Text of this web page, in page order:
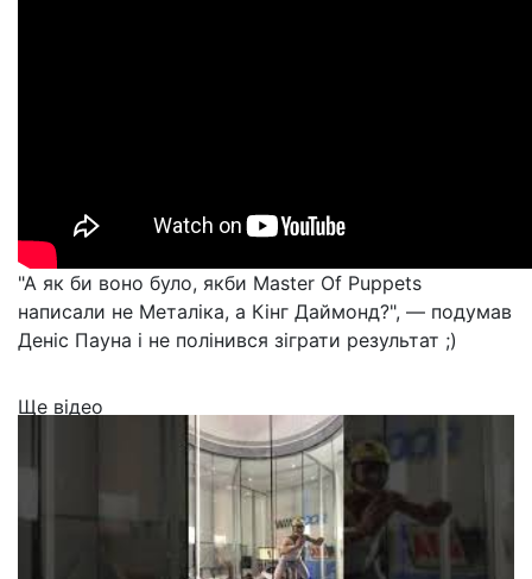
"А як би воно було, якби Master Of Puppets
написали не Металіка, а Кінг Даймонд?", — подумав
Деніс Пауна і не полінився зіграти результат ;)
Ще відео